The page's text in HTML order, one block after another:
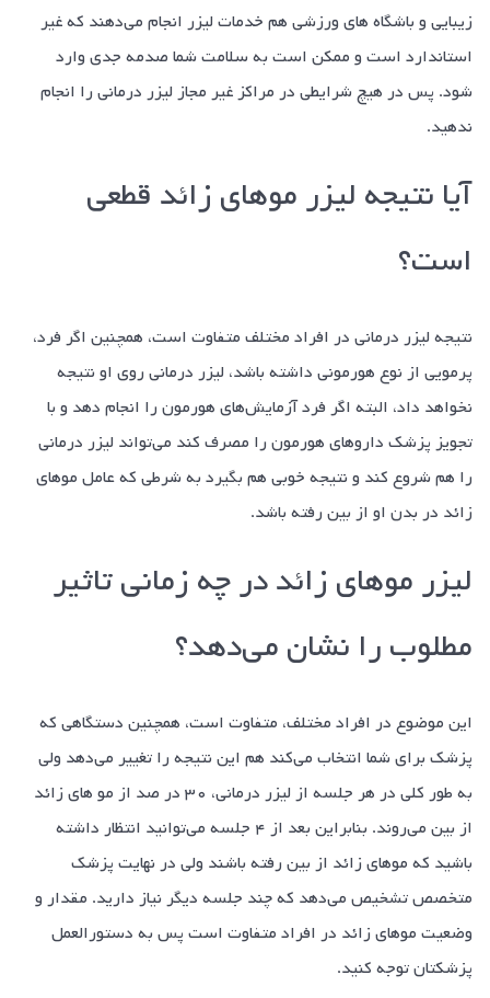
زیبایی و باشگاه های ورزشی هم خدمات لیزر انجام می‌دهند که غیر
استاندارد است و ممکن است به سلامت شما صدمه جدی وارد
شود. پس در هیچ شرایطی در مراکز غیر مجاز لیزر درمانی را انجام
ندهید.
آیا نتیجه لیزر مو‌های زائد قطعی
است؟
نتیجه لیزر درمانی در افراد مختلف متفاوت است، همچنین اگر فرد،
پرمویی از نوع هورمونی داشته باشد، لیزر درمانی روی او نتیجه
نخواهد داد، البته اگر فرد آزمایش‌های هورمون را انجام دهد و با
تجویز پزشک دارو‌های هورمون را مصرف کند می‌تواند لیزر درمانی
را هم شروع کند و نتیجه خوبی هم بگیرد به شرطی که عامل مو‌های
زائد در بدن او از بین رفته باشد.
لیزر مو‌های زائد در چه زمانی تاثیر
مطلوب را نشان می‌دهد؟
این موضوع در افراد مختلف، متفاوت است، همچنین دستگاهی که
پزشک برای شما انتخاب می‌کند هم این نتیجه را تغییر می‌دهد ولی
به طور کلی در هر جلسه از لیزر درمانی، ۳۰ در صد از مو های زائد
از بین می‌روند. بنابراین بعد از ۴ جلسه می‌توانید انتظار داشته
باشید که مو‌های زائد از بین رفته باشند ولی در نهایت پزشک
متخصص تشخیص می‌دهد که چند جلسه دیگر نیاز دارید. مقدار و
وضعیت مو‌های زائد در افراد متفاوت است پس به دستورالعمل
پزشکتان توجه کنید.